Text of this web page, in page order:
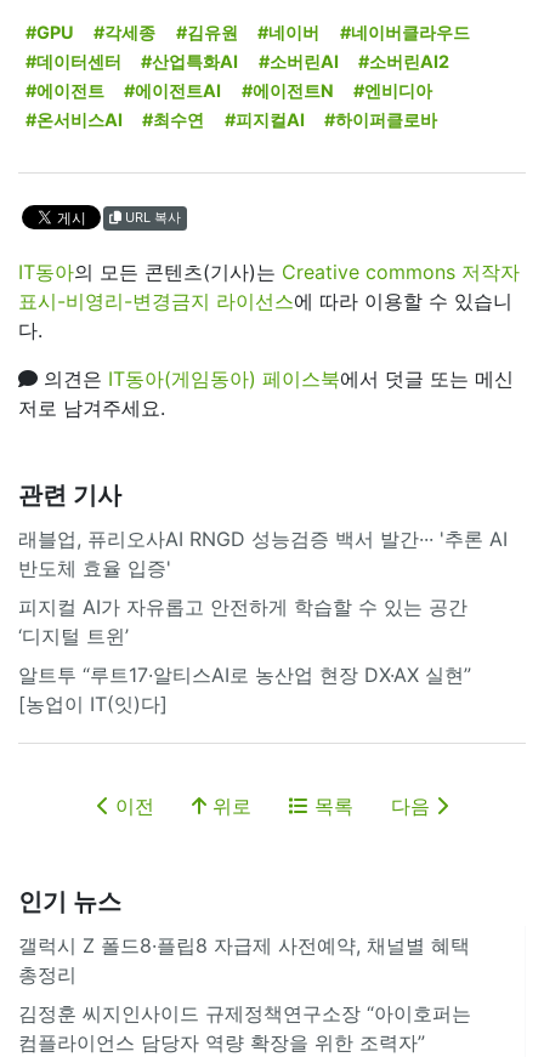
#GPU #각세종 #김유원 #네이버
#네이버클라우드
#데이터센터
#산업특화AI #소버린AI
#소버린AI2
#에이전트
#에이전트AI #에이전트N
#엔비디아
#온서비스AI
#최수연 #피지컬AI #하이퍼클로바
URL 복사
IT동아의 모든 콘텐츠(기사)는 Creative commons 저작자
표시-비영리-변경금지 라이선스에 따라 이용할 수 있습니
다.
의견은 IT동아(게임동아) 페이스북에서 덧글 또는 메신
저로 남겨주세요.
관련 기사
래블업, 퓨리오사AI RNGD 성능검증 백서 발간··· '추론 AI
반도체 효율 입증'
피지컬 AI가 자유롭고 안전하게 학습할 수 있는 공간
‘디지털 트윈’
알트투 “루트17·알티스AI로 농산업 현장 DX·AX 실현”
[농업이 IT(잇)다]
이전 위로 목록 다음
인기 뉴스
갤럭시 Z 폴드8·플립8 자급제 사전예약, 채널별 혜택
총정리
김정훈 씨지인사이드 규제정책연구소장 “아이호퍼는
컴플라이언스 담당자 역량 확장을 위한 조력자”